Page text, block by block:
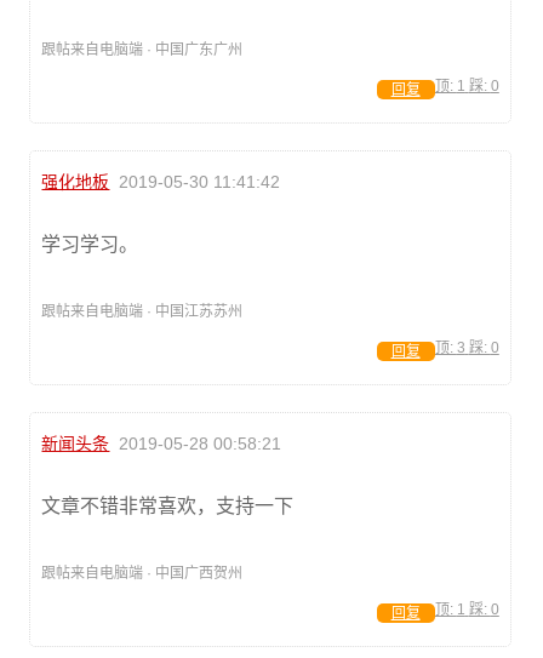
跟帖来自电脑端 · 中国广东广州
顶: 1 踩: 0
回复
强化地板 2019-05-30 11:41:42
学习学习。
跟帖来自电脑端 · 中国江苏苏州
顶: 3 踩: 0
回复
新闻头条 2019-05-28 00:58:21
文章不错非常喜欢，支持一下
跟帖来自电脑端 · 中国广西贺州
顶: 1 踩: 0
回复